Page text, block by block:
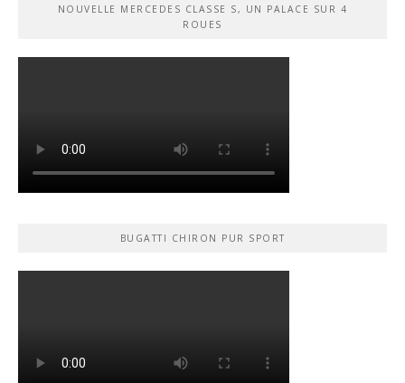
NOUVELLE MERCEDES CLASSE S, UN PALACE SUR 4
ROUES
BUGATTI CHIRON PUR SPORT